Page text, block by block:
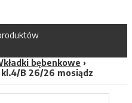
bębenkowe
kl.4/B 26/26 mosiądz